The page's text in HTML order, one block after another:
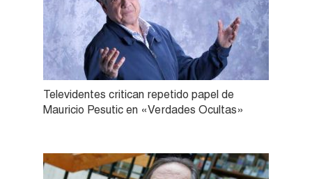
Televidentes critican repetido papel de
Mauricio Pesutic en «Verdades Ocultas»